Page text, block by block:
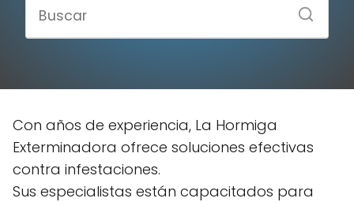
Con años de experiencia, La Hormiga
Exterminadora ofrece soluciones efectivas
contra infestaciones.
Sus especialistas están capacitados para